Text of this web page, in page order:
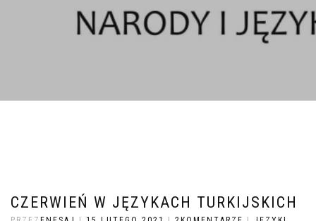
CZERWIEŃ W JĘZYKACH TURKIJSKICH